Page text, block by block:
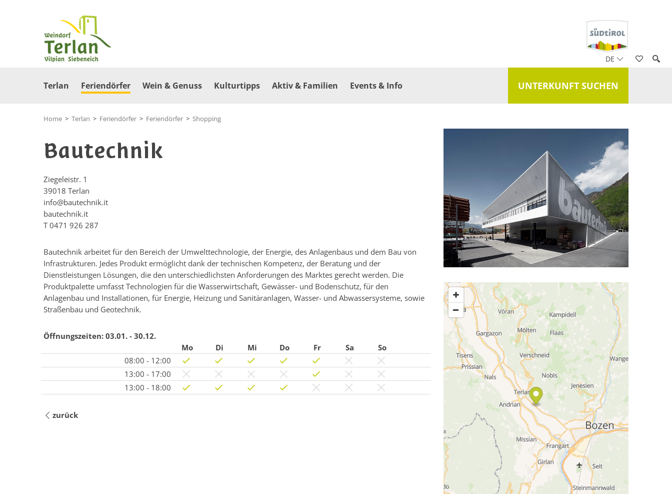
DE
UNTERKUNFT SUCHEN
Terlan Feriendörfer Wein & Genuss Kulturtipps Aktiv & Familien Events & Info
Home > Terlan > Feriendörfer > Feriendörfer > Shopping
Bautechnik
Ziegeleistr. 1
39018 Terlan
info@bautechnik.it
bautechnik.it
T 0471 926 287
Bautechnik arbeitet für den Bereich der Umwelttechnologie, der Energie, des Anlagenbaus und dem Bau von
Infrastrukturen. Jedes Produkt ermöglicht dank der technischen Kompetenz, der Beratung und der
Dienstleistungen Lösungen, die den unterschiedlichsten Anforderungen des Marktes gerecht werden. Die
Produktpalette umfasst Technologien für die Wasserwirtschaft, Gewässer- und Bodenschutz, für den
Anlagenbau und Installationen, für Energie, Heizung und Sanitäranlagen, Wasser- und Abwassersysteme, sowie
Straßenbau und Geotechnik.
Öffnungszeiten: 03.01. - 30.12.
Mo
Di Mi Do Fr Sa
So
08:00 - 12:00
13:00 - 17:00
13:00 - 18:00
zurück